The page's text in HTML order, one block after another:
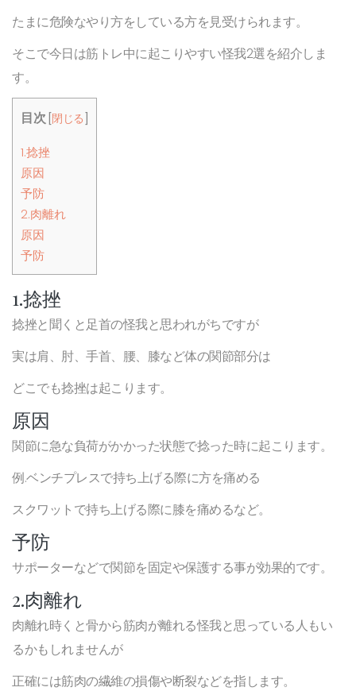
たまに危険なやり方をしている方を見受けられます。
そこで今日は筋トレ中に起こりやすい怪我2選を紹介しま
す。
目次 閉じる
1.捻挫
原因
予防
2.肉離れ
原因
予防
1.捻挫
捻挫と聞くと足首の怪我と思われがちですが
実は肩、肘、手首、腰、膝など体の関節部分は
どこでも捻挫は起こります。
原因
関節に急な負荷がかかった状態で捻った時に起こります。
例.ベンチプレスで持ち上げる際に方を痛める
スクワットで持ち上げる際に膝を痛めるなど。
予防
サポーターなどで関節を固定や保護する事が効果的です。
2.肉離れ
肉離れ時くと骨から筋肉が離れる怪我と思っている人もい
るかもしれませんが
正確には筋肉の繊維の損傷や断裂などを指します。